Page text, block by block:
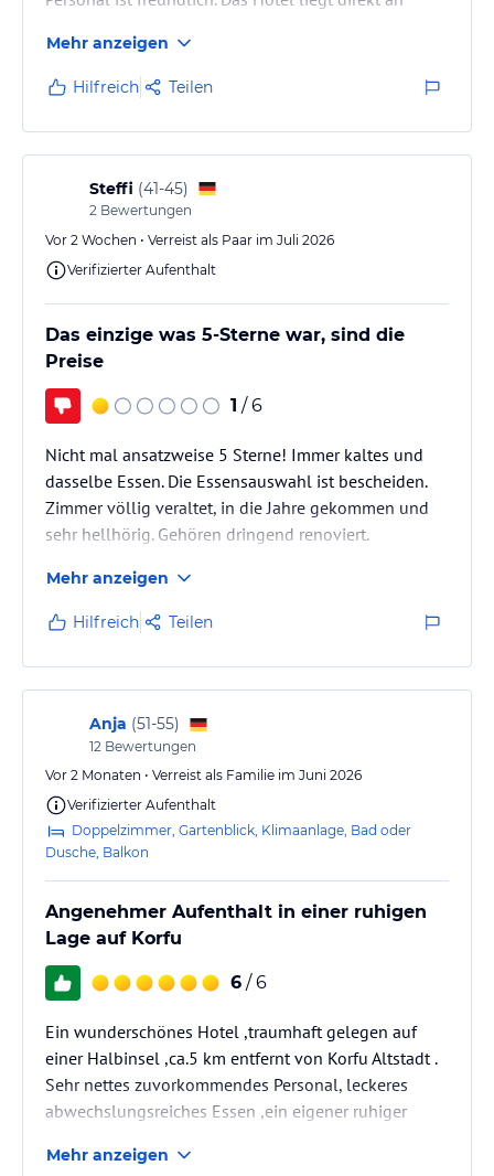
eine Liege mit Schirm. Der Bungalow mit Pool war
wunderbar. Die Hotelanlage bestand aus einem
wunderschönen grünem Park mit vielen Schatten
spendenden Bäumen. Das Essen war sehr gut, es gab
eine große Auswahl an unterschiedlichen leckeren
Gerichten.
Schon als man…
Mehr anzeigen
Hilfreich Teilen
Steffi (41-45)
2 Bewertungen
Vor 2 Wochen • Verreist als Paar im Juli 2026
Verifizierter Aufenthalt
Das einzige was 5-Sterne war, sind die
Preise
1 / 6
Nicht mal ansatzweise 5 Sterne! Immer kaltes und
dasselbe Essen. Die Essensauswahl ist bescheiden.
Zimmer völlig veraltet, in die Jahre gekommen und
sehr hellhörig. Gehören dringend renoviert.
durchgeführt. Strand nicht schön und die Liegen
dreckig. Poolliegen immer zu wenig und es wird
keine Abhilfe geschaffen. Flugschneise im 10
Minutentakt einschließlich nachts sehr laut. Laute
Zimmereinigung morgens um 7 Uhr deutsche Zeit.
Mehr anzeigen
Hilfreich Teilen
Anja (51-55)
12 Bewertungen
Vor 2 Monaten • Verreist als Familie im Juni 2026
Verifizierter Aufenthalt
Doppelzimmer, Gartenblick, Klimaanlage, Bad oder
Dusche, Balkon
Angenehmer Aufenthalt in einer ruhigen
Lage auf Korfu
6 / 6
Ein wunderschönes Hotel ,traumhaft gelegen auf
einer Halbinsel ,ca.5 km entfernt von Korfu Altstadt .
Sehr nettes zuvorkommendes Personal, leckeres
abwechslungsreiches Essen ,ein eigener ruhiger
Wir haben uns sehr wohl gefühlt .
Mehr anzeigen